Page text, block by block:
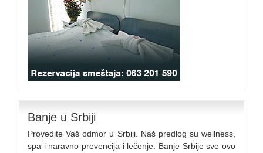
Banje u Srbiji
Provedite Vaš odmor u Srbiji. Naš predlog su wellness,
spa i naravno prevencija i lečenje. Banje Srbije sve ovo